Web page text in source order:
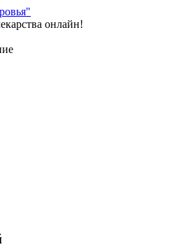
онлайн!